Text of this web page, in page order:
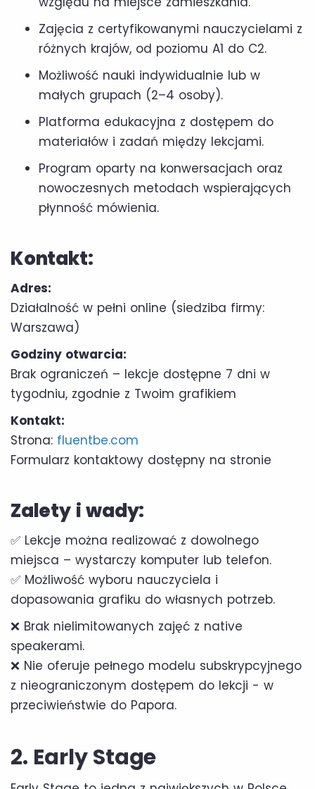
Zajęcia z certyfikowanymi nauczycielami z
różnych krajów, od poziomu A1 do C2.
Możliwość nauki indywidualnie lub w
małych grupach (2–4 osoby).
Platforma edukacyjna z dostępem do
materiałów i zadań między lekcjami.
Program oparty na konwersacjach oraz
nowoczesnych metodach wspierających
płynność mówienia.
Kontakt:
Adres:
Działalność w pełni online (siedziba firmy:
Warszawa)
Godziny otwarcia:
Brak ograniczeń – lekcje dostępne 7 dni w
tygodniu, zgodnie z Twoim grafikiem
Kontakt:
Strona: fluentbe.com
Formularz kontaktowy dostępny na stronie
Zalety i wady:
✅ Lekcje można realizować z dowolnego
miejsca – wystarczy komputer lub telefon.
✅ Możliwość wyboru nauczyciela i
dopasowania grafiku do własnych potrzeb.
❌ Brak nielimitowanych zajęć z native
speakerami.
❌ Nie oferuje pełnego modelu subskrypcyjnego
z nieograniczonym dostępem do lekcji - w
przeciwieństwie do Papora.
2. Early Stage